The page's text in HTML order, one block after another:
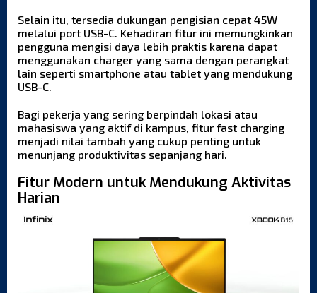
Selain itu, tersedia dukungan pengisian cepat 45W
melalui port USB-C. Kehadiran fitur ini memungkinkan
pengguna mengisi daya lebih praktis karena dapat
menggunakan charger yang sama dengan perangkat
lain seperti smartphone atau tablet yang mendukung
USB-C.
Bagi pekerja yang sering berpindah lokasi atau
mahasiswa yang aktif di kampus, fitur fast charging
menjadi nilai tambah yang cukup penting untuk
menunjang produktivitas sepanjang hari.
Fitur Modern untuk Mendukung Aktivitas
Harian